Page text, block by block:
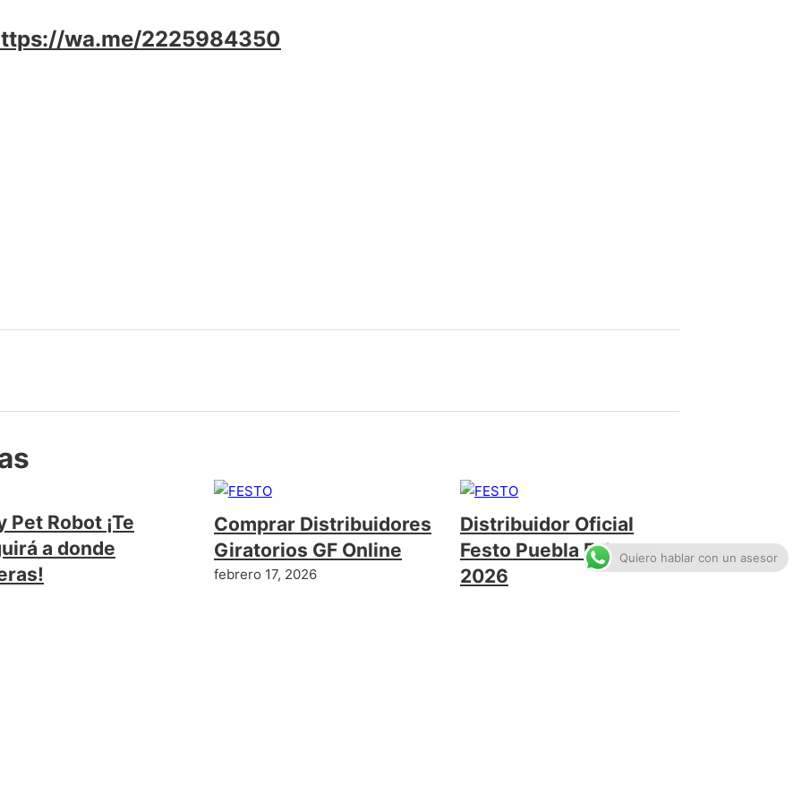
wa.me/2225984350
Pet Robot ¡Te
a donde
Comprar Distribuidores
Giratorios GF Online
febrero 17, 2026
Distribuidor Oficial
Festo Puebla Febrero
2026
Quiero hablar con un asesor